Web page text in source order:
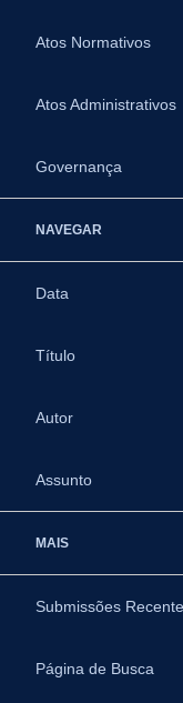
Atos Normativos
Atos Administrativos
Governança
NAVEGAR
Data
Título
Autor
Assunto
MAIS
Submissões
Página de Busca